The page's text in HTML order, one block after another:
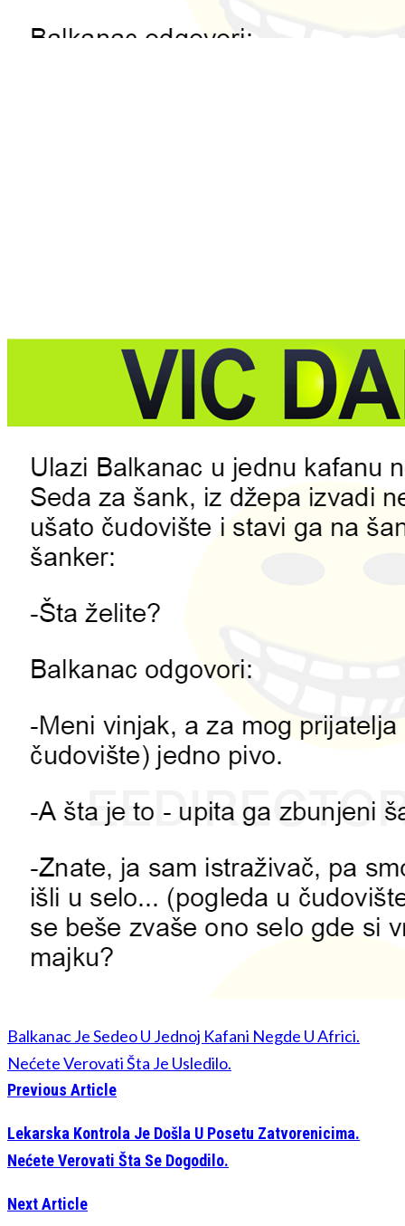
Balkanac Je Sedeo U Jednoj Kafani Negde U Africi.
Nećete Verovati Šta Je Usledilo.
Previous Article
Lekarska Kontrola Je Došla U Posetu Zatvorenicima.
Nećete Verovati Šta Se Dogodilo.
Next Article